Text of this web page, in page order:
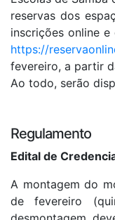
reservas dos
inscrições online
https://
fevereiro, a partir
Ao todo, serão
Regulamento
Edital de
A montagem do
de fevereiro